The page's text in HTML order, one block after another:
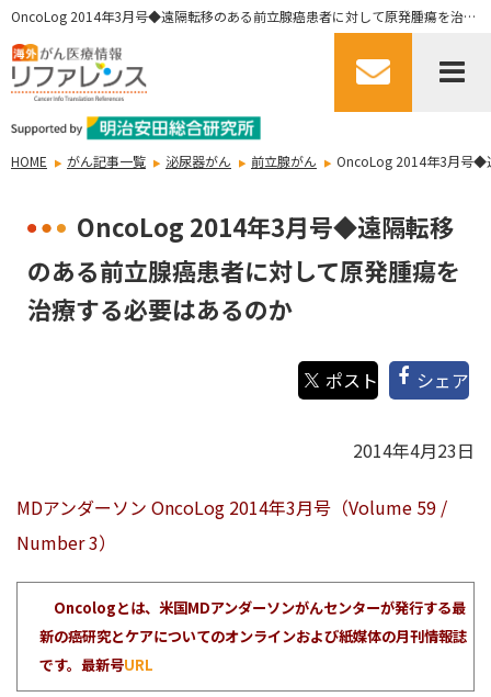
OncoLog 2014年3月号◆遠隔転移のある前立腺癌患者に対して原発腫瘍を治療する必要はあるのか
HOME がん記事一覧 泌尿器がん 前立腺がん OncoLog 2014年3月号◆
OncoLog 2014年3月号◆遠隔転移
のある前立腺癌患者に対して原発腫瘍を
治療する必要はあるのか
シェア
2014年4月23日
MDアンダーソン OncoLog 2014年3月号（Volume 59 /
Number 3）
Oncologとは、米国MDアンダーソンがんセンターが発行する最
新の癌研究とケアについてのオンラインおよび紙媒体の月刊情報誌
です。最新号URL